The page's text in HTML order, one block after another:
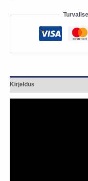
Kirjeldus